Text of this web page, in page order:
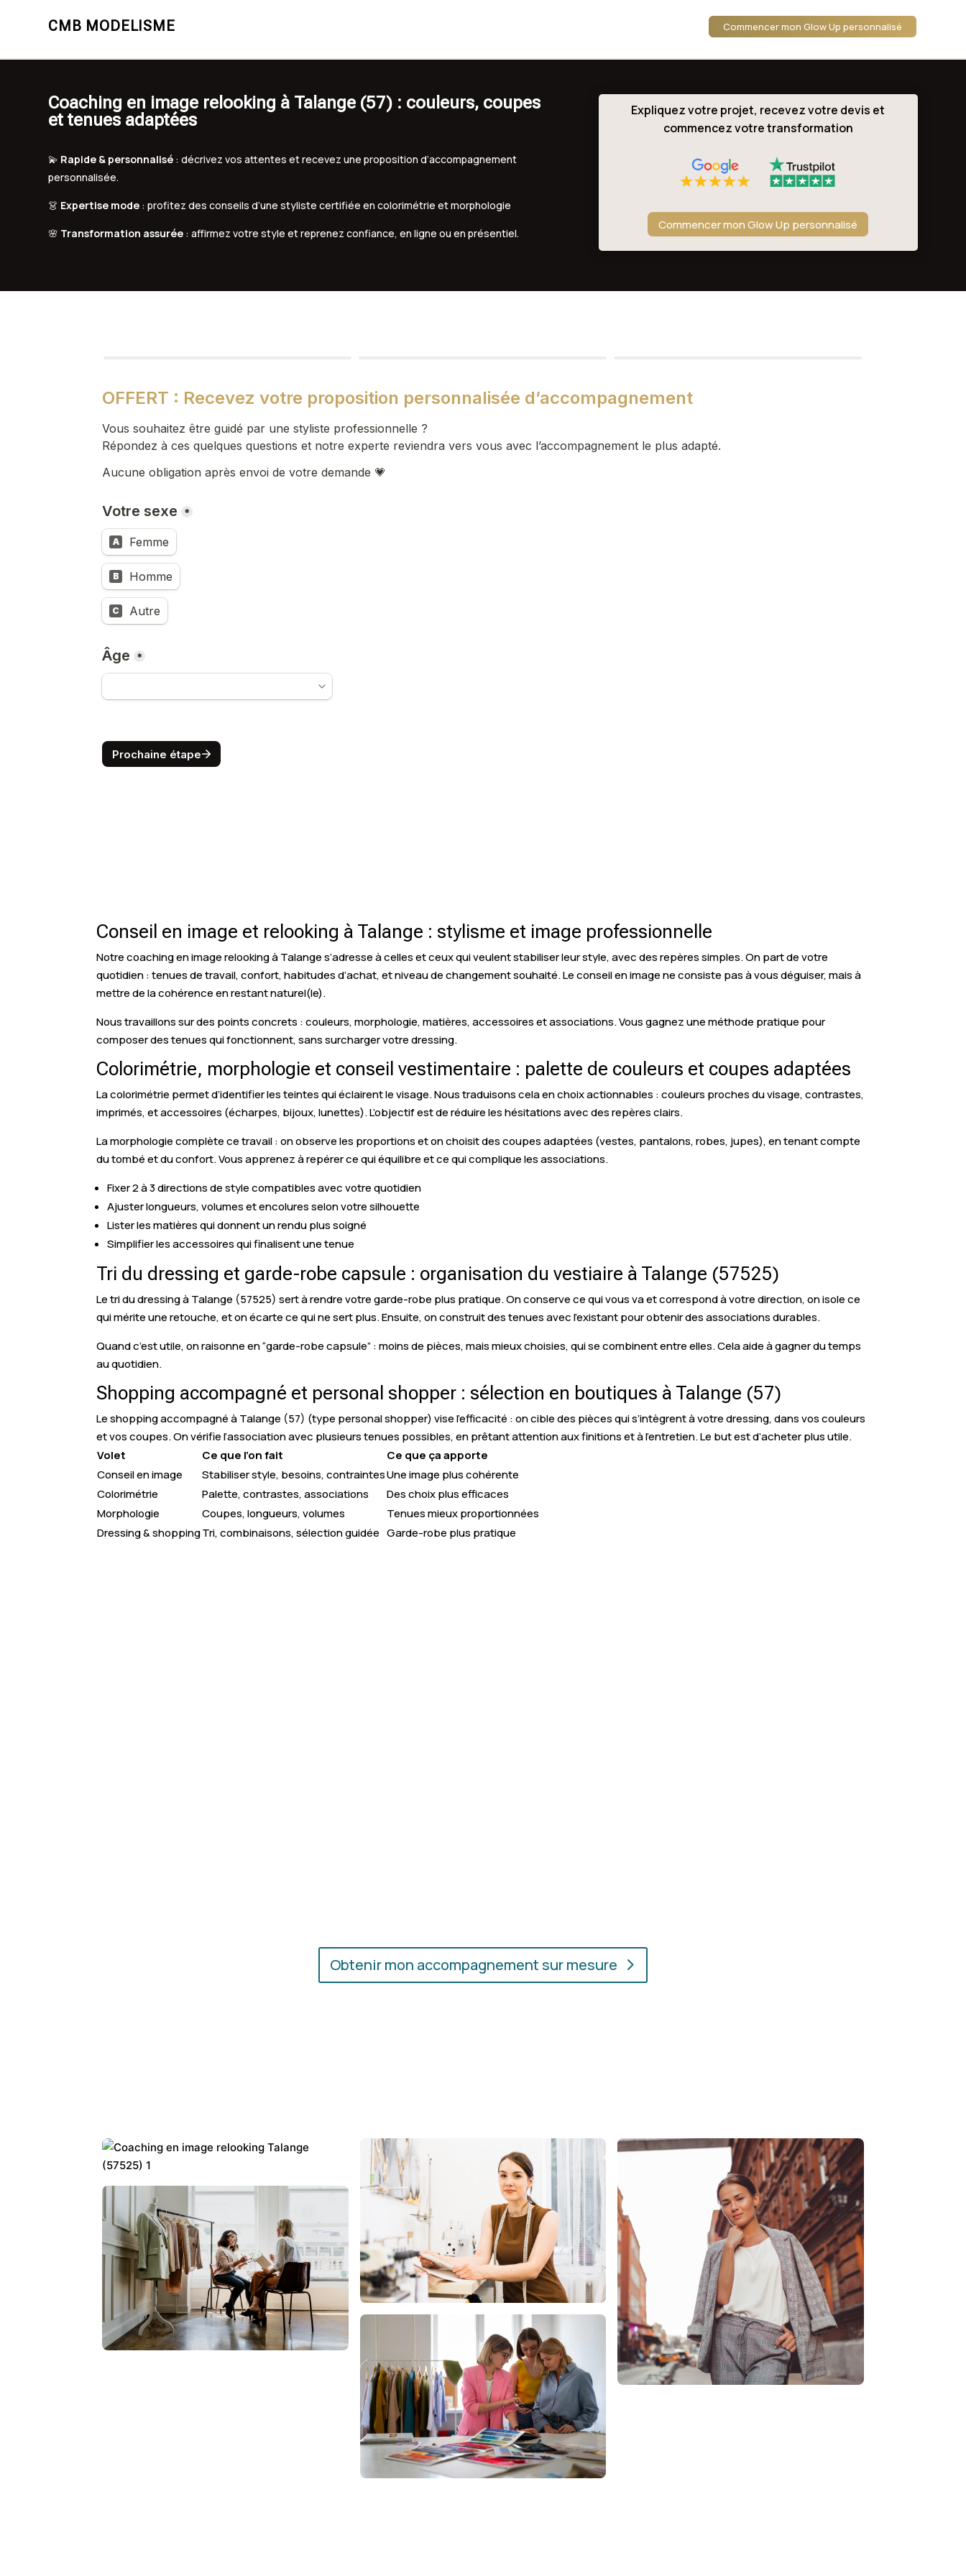
CMB MODELISME Commencer mon Glow Up personnalisé
Coaching en image relooking à Talange (57) : couleurs, coupes
et tenues adaptées
💫 Rapide & personnalisé : décrivez vos attentes et recevez une proposition d’accompagnement
personnalisée.
👗 Expertise mode : profitez des conseils d’une styliste certifiée en colorimétrie et morphologie
🌸 Transformation assurée : affirmez votre style et reprenez confiance, en ligne ou en présentiel.
Expliquez votre projet, recevez votre devis et
commencez votre transformation
Commencer mon Glow Up personnalisé
Conseil en image et relooking à Talange : stylisme et image professionnelle
Notre coaching en image relooking à Talange s’adresse à celles et ceux qui veulent stabiliser leur style, avec des repères simples. On part de votre
quotidien : tenues de travail, confort, habitudes d’achat, et niveau de changement souhaité. Le conseil en image ne consiste pas à vous déguiser, mais à
mettre de la cohérence en restant naturel(le).
Nous travaillons sur des points concrets : couleurs, morphologie, matières, accessoires et associations. Vous gagnez une méthode pratique pour
composer des tenues qui fonctionnent, sans surcharger votre dressing.
Colorimétrie, morphologie et conseil vestimentaire : palette de couleurs et coupes adaptées
La colorimétrie permet d’identifier les teintes qui éclairent le visage. Nous traduisons cela en choix actionnables : couleurs proches du visage, contrastes,
imprimés, et accessoires (écharpes, bijoux, lunettes). L’objectif est de réduire les hésitations avec des repères clairs.
La morphologie complète ce travail : on observe les proportions et on choisit des coupes adaptées (vestes, pantalons, robes, jupes), en tenant compte
du tombé et du confort. Vous apprenez à repérer ce qui équilibre et ce qui complique les associations.
Fixer 2 à 3 directions de style compatibles avec votre quotidien
Ajuster longueurs, volumes et encolures selon votre silhouette
Lister les matières qui donnent un rendu plus soigné
Simplifier les accessoires qui finalisent une tenue
Tri du dressing et garde-robe capsule : organisation du vestiaire à Talange (57525)
Le tri du dressing à Talange (57525) sert à rendre votre garde-robe plus pratique. On conserve ce qui vous va et correspond à votre direction, on isole ce
qui mérite une retouche, et on écarte ce qui ne sert plus. Ensuite, on construit des tenues avec l’existant pour obtenir des associations durables.
Quand c’est utile, on raisonne en “garde-robe capsule” : moins de pièces, mais mieux choisies, qui se combinent entre elles. Cela aide à gagner du temps
au quotidien.
Shopping accompagné et personal shopper : sélection en boutiques à Talange (57)
Le shopping accompagné à Talange (57) (type personal shopper) vise l’efficacité : on cible des pièces qui s’intègrent à votre dressing, dans vos couleurs
et vos coupes. On vérifie l’association avec plusieurs tenues possibles, en prêtant attention aux finitions et à l’entretien. Le but est d’acheter plus utile.
Volet
Ce que l’on fait
Ce que ça apporte
Conseil en image
Stabiliser style, besoins, contraintesUne image plus cohérente
Colorimétrie
Palette, contrastes, associations
Des choix plus efficaces
Morphologie
Coupes, longueurs, volumes
Tenues mieux proportionnées
Dressing & shoppingTri, combinaisons, sélection guidée Garde-robe plus pratique
Obtenir mon accompagnement sur mesure